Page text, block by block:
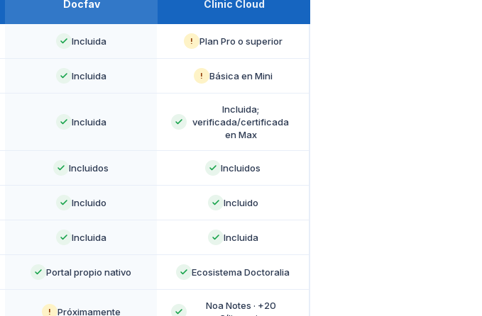
Docfav Clinic Cloud
Incluida ! Plan Pro o superior
Incluida ! Básica en Mini
Incluida
Incluida;
verificada/certificada
en Max
Incluidos Incluidos
Incluido Incluido
Incluida Incluida
Portal propio nativo Ecosistema Doctoralia
! Próximamente
Noa Notes · +20